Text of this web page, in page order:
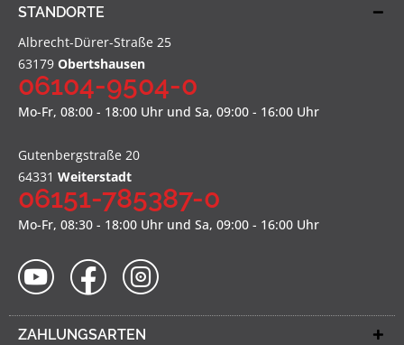
STANDORTE
Albrecht-Dürer-Straße 25
63179 Obertshausen
06104-9504-0
Mo-Fr, 08:00 - 18:00 Uhr und Sa, 09:00 - 16:00 Uhr
Gutenbergstraße 20
64331 Weiterstadt
06151-785387-0
Mo-Fr, 08:30 - 18:00 Uhr und Sa, 09:00 - 16:00 Uhr
ZAHLUNGSARTEN